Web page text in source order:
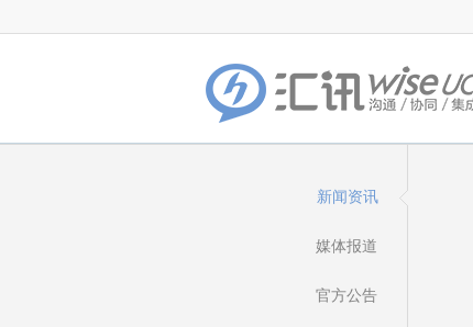
新闻资讯
媒体报道
官方公告